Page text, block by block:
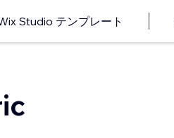
Studio テンプレート